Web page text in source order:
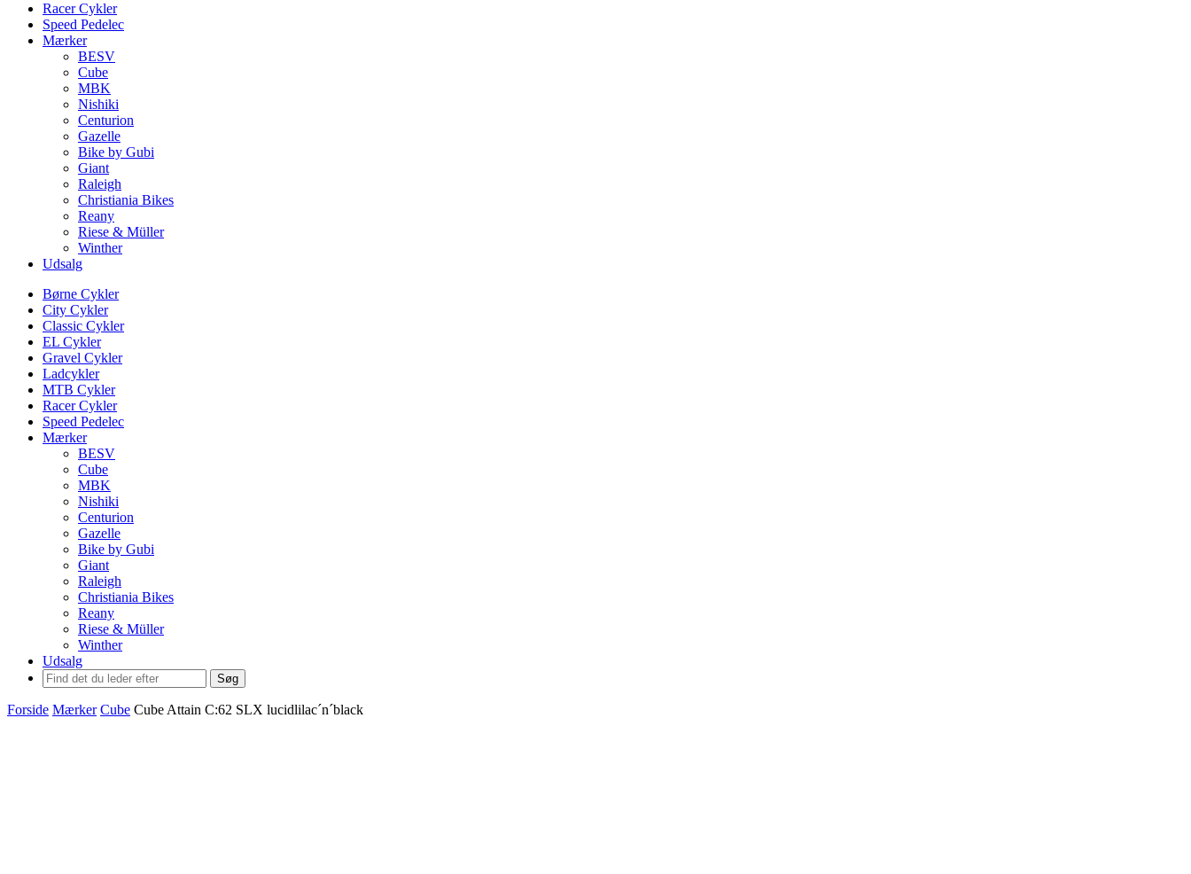
Racer Cykler
Speed Pedelec
Mærker
BESV
Cube
MBK
Nishiki
Centurion
Gazelle
Bike by Gubi
Giant
Raleigh
Christiania Bikes
Reany
Riese & Müller
Winther
Udsalg
Børne Cykler
City Cykler
Classic Cykler
EL Cykler
Gravel Cykler
Ladcykler
MTB Cykler
Racer Cykler
Speed Pedelec
Mærker
BESV
Cube
MBK
Nishiki
Centurion
Gazelle
Bike by Gubi
Giant
Raleigh
Christiania Bikes
Reany
Riese & Müller
Winther
Udsalg
Søg
Forside Mærker Cube Cube Attain C:62 SLX lucidlilac´n´black